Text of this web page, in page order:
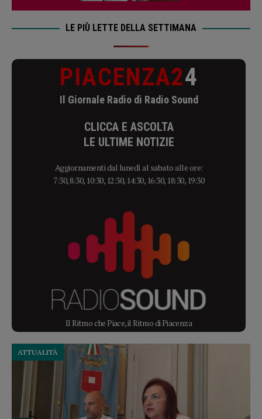
LE PIÙ LETTE DELLA SETTIMANA
PIACENZA24
Il Giornale Radio di Radio Sound
CLICCA E ASCOLTA
LE ULTIME NOTIZIE
Aggiornamenti dal lunedì al sabato alle ore:
7:30, 8:30, 10:30, 12:30, 14:30, 16:30, 18:30, 19:30
Il Ritmo che Piace, il Ritmo di Piacenza
ATTUALITÀ